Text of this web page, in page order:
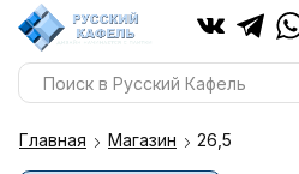
Главная Магазин 26,5